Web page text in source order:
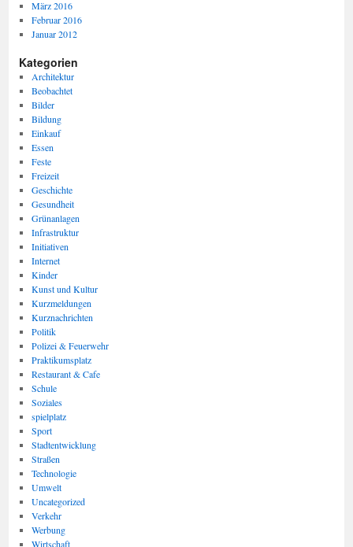
März 2016
Februar 2016
Januar 2012
Kategorien
Architektur
Beobachtet
Bilder
Bildung
Einkauf
Essen
Feste
Freizeit
Geschichte
Gesundheit
Grünanlagen
Infrastruktur
Initiativen
Internet
Kinder
Kunst und Kultur
Kurzmeldungen
Kurznachrichten
Politik
Polizei & Feuerwehr
Praktikumsplatz
Restaurant & Cafe
Schule
Soziales
spielplatz
Sport
Stadtentwicklung
Straßen
Technologie
Umwelt
Uncategorized
Verkehr
Werbung
Wirtschaft